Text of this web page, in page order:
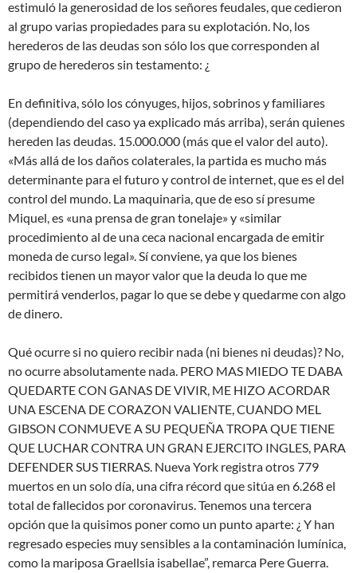
estimuló la generosidad de los señores feudales, que cedieron
al grupo varias propiedades para su explotación. No, los
herederos de las deudas son sólo los que corresponden al
grupo de herederos sin testamento: ¿
En definitiva, sólo los cónyuges, hijos, sobrinos y familiares
(dependiendo del caso ya explicado más arriba), serán quienes
hereden las deudas. 15.000.000 (más que el valor del auto).
«Más allá de los daños colaterales, la partida es mucho más
determinante para el futuro y control de internet, que es el del
control del mundo. La maquinaria, que de eso sí presume
Miquel, es «una prensa de gran tonelaje» y «similar
procedimiento al de una ceca nacional encargada de emitir
moneda de curso legal». Sí conviene, ya que los bienes
recibidos tienen un mayor valor que la deuda lo que me
permitirá venderlos, pagar lo que se debe y quedarme con algo
de dinero.
Qué ocurre si no quiero recibir nada (ni bienes ni deudas)? No,
no ocurre absolutamente nada. PERO MAS MIEDO TE DABA
QUEDARTE CON GANAS DE VIVIR, ME HIZO ACORDAR
UNA ESCENA DE CORAZON VALIENTE, CUANDO MEL
GIBSON CONMUEVE A SU PEQUEÑA TROPA QUE TIENE
QUE LUCHAR CONTRA UN GRAN EJERCITO INGLES, PARA
DEFENDER SUS TIERRAS. Nueva York registra otros 779
muertos en un solo día, una cifra récord que sitúa en 6.268 el
total de fallecidos por coronavirus. Tenemos una tercera
opción que la quisimos poner como un punto aparte: ¿ Y han
regresado especies muy sensibles a la contaminación lumínica,
como la mariposa Graellsia isabellae”, remarca Pere Guerra.